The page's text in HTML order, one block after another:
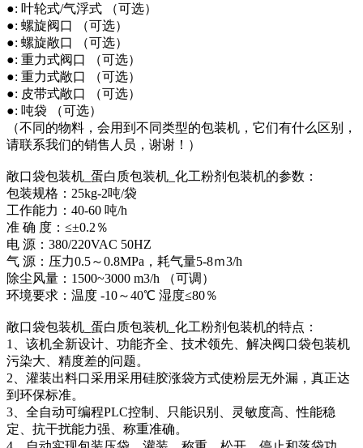
●: 叶轮式/气浮式 （可选）
●: 螺旋阀口 （可选）
●: 螺旋敞口 （可选）
●: 重力式阀口 （可选）
●: 重力式敞口 （可选）
●: 皮带式敞口 （可选）
●: 吨袋 （可选）
（不同的物料，会用到不同类型的包装机，它们有什么区别，
请联系我们的销售人员，谢谢！）
敞口袋包装机_蛋白质包装机_化工粉剂包装机的参数：
包装规格：25kg-2吨/袋
工作能力：40-60 吨/h
准 确 度：≤±0.2％
电 源：380/220VAC 50HZ
气 源：压力0.5～0.8MPa，耗气量5-8ｍ3/h
除尘风量：1500~3000 m3/h （可调）
环境要求：温度 -10～40℃ 湿度≤80％
敞口袋包装机_蛋白质包装机_化工粉剂包装机的特点：
1、该机全新设计、功能齐全、技术领先、解决阀口袋包装机
污染大、精度差的问题。
2、灌装出料口采用采用硅胶涨袋方式使粉层无外漏，真正达
到环保标准。
3、全自动可编程PLC控制、只能识别、灵敏度高、性能稳
定、抗干扰能力强、称重准确。